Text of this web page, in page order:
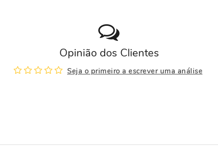
Opinião dos Clientes
Seja o primeiro a escrever uma análise